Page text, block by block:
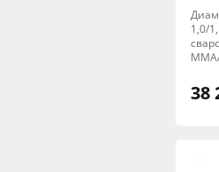
1,0/
38